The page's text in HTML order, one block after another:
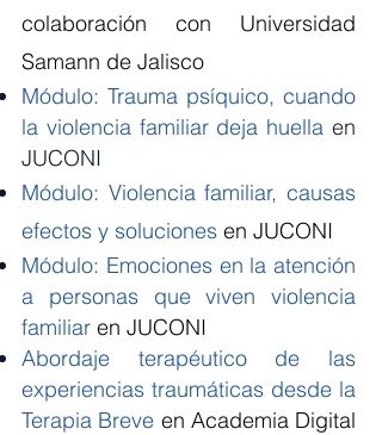
colaboración con Universidad
Samann de Jalisco
Módulo: Trauma psíquico, cuando
la violencia familiar deja huella en
JUCONI
Módulo: Violencia familiar, causas
efectos y soluciones en JUCONI
Módulo: Emociones en la atención
a personas que viven
violencia
familiar en JUCONI
Abordaje terapéutico de las
experiencias traumáticas desde la
Terapia Breve en Academia Digital